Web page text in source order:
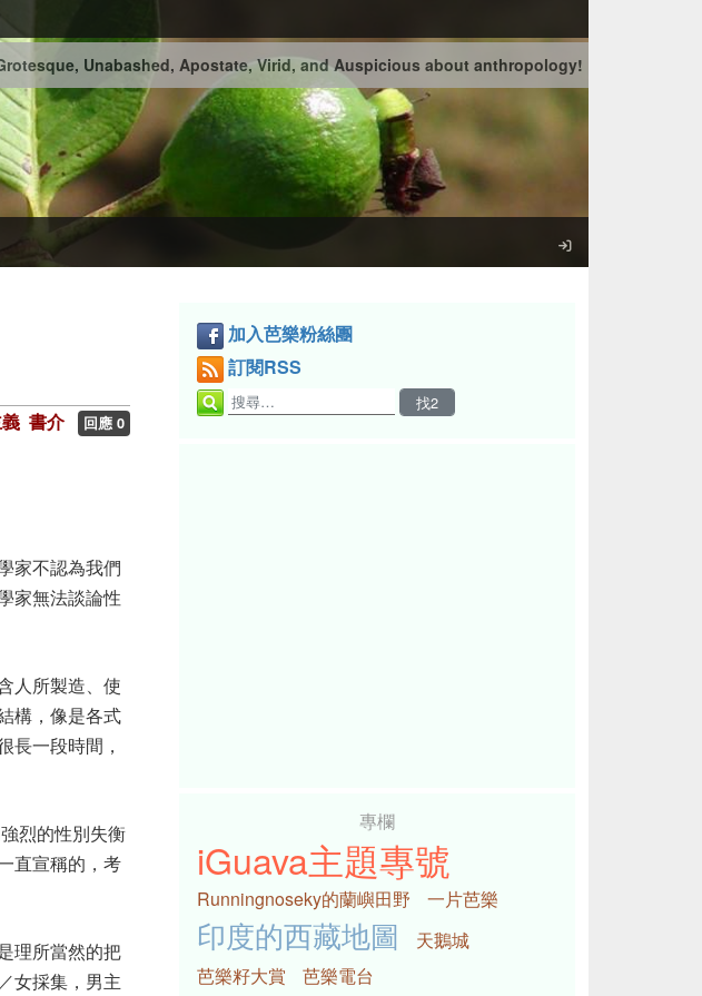
Unabashed, Apostate, Virid, and Auspicious about anthropology!
書介 回應 0
家不認為我們
家無法談論性
人所製造、使
構，像是各式
長一段時間，
烈的性別失衡
直宣稱的，考
理所當然的把
女採集，男主
加入芭樂粉絲團
訂閱RSS
專欄
iGuava主題專號
Runningnoseky的蘭嶼田野 一片芭樂
印度的西藏地圖
天鵝城
芭樂籽大賞
芭樂電台